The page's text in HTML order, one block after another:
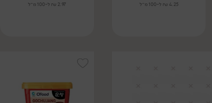
4.25 ₪ ל-100 מ״ל 2.97 ₪ ל-100 מ״ל